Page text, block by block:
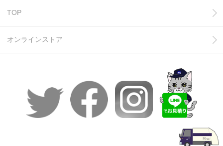
TOP
オンラインストア